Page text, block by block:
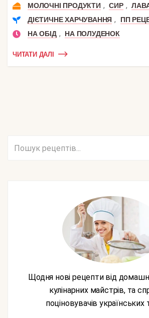
МОЛОЧНІ ПРОДУКТИ , СИР ,
ДІЄТИЧНЕ ХАРЧУВАННЯ ,
ПП
НА ОБІД , НА ПОЛУДЕНОК
ЧИТАТИ ДАЛІ
Щодня нові рецепти від домашніх господинь,
кулінарних майстрів, та
поціновувачів українських